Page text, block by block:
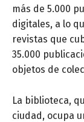
más de 5.000
digitales, a lo
revistas que
35.000
objetos de
La biblioteca,
ciudad, ocupa